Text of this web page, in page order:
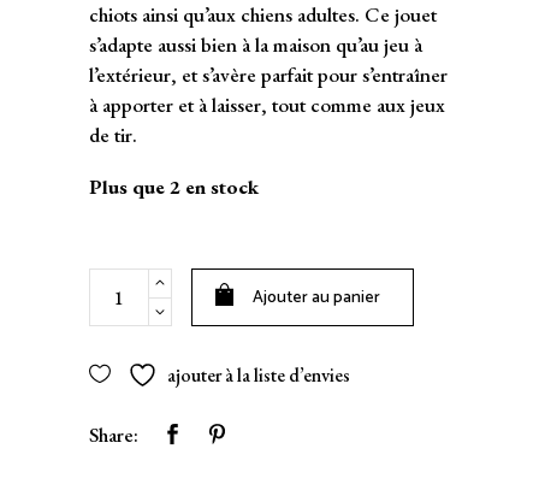
chiots ainsi qu’aux chiens adultes. Ce jouet
s’adapte aussi bien à la maison qu’au jeu à
l’extérieur, et s’avère parfait pour s’entraîner
à apporter et à laisser, tout comme aux jeux
de tir.
Plus que 2 en stock
pour
Lilly
Ajouter au panier
ajouter à la liste d’envies
Share: